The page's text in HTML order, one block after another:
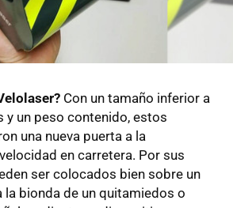
Con un tamaño inferior a
un peso contenido, estos
una nueva puerta a la
en carretera. Por sus
ser colocados bien sobre un
bionda de un quitamiedos o